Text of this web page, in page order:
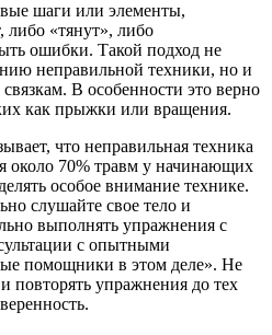
шаги или элементы,
«тянут», либо
ошибки. Такой подход не
неправильной техники, но и
В особенности это верно
как прыжки или вращения.
что неправильная техника
около 70% травм у начинающих
особое внимание технике.
слушайте свое тело и
выполнять упражнения с
с опытными
помощники в этом деле». Не
повторять упражнения до тех